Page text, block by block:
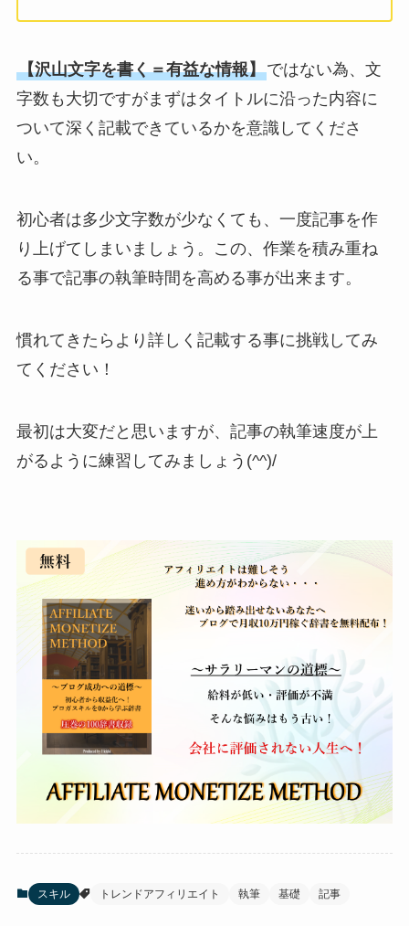
【沢山文字を書く＝有益な情報】ではない為、文
字数も大切ですがまずはタイトルに沿った内容に
ついて深く記載できているかを意識してくださ
い。
初心者は多少文字数が少なくても、一度記事を作
り上げてしまいましょう。この、作業を積み重ね
る事で記事の執筆時間を高める事が出来ます。
慣れてきたらより詳しく記載する事に挑戦してみ
てください！
最初は大変だと思いますが、記事の執筆速度が上
がるように練習してみましょう(^^)/
スキル トレンドアフィリエイト 執筆 基礎 記事